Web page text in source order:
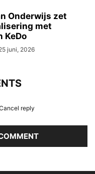
Onderwijs zet
met
KeDo
juni, 2026
reply